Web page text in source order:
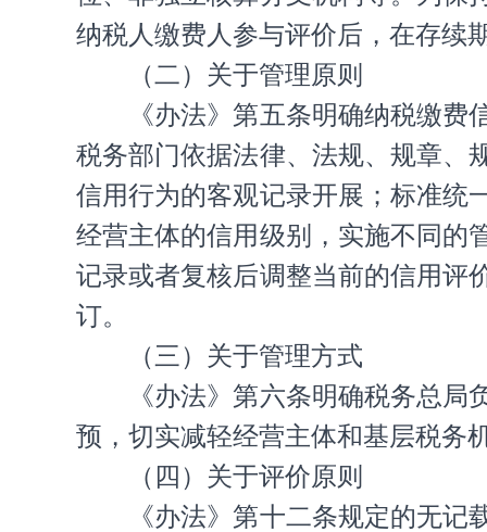
纳税人缴费人参与评价后，在存续
（二）关于管理原则
《办法》第五条明确纳税缴
税务部门依据法律、法规、规章、
信用行为的客观记录开展；标准统
经营主体的信用级别，实施不同的
记录或者复核后调整当前的信用评
订。
（三）关于管理方式
《办法》第六条明确税务总
预，切实减轻经营主体和基层税务
（四）关于评价原则
《办法》第十二条规定的无